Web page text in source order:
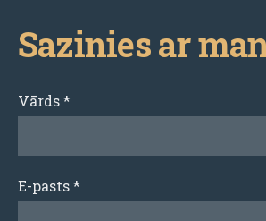
Sazinies ar
Vārds*
E-pasts*